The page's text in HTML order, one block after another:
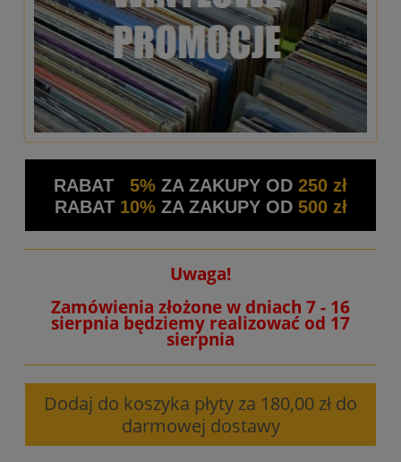
RABAT 5% ZA ZAKUPY OD 250 zł
RABAT 10%ZA ZAKUPY OD 500 zł
Uwaga!
Zamówienia złożone w dniach 7 - 16
sierpnia będziemy realizować od 17
sierpnia
Dodaj do koszyka płyty za 180,00 zł do
darmowej dostawy